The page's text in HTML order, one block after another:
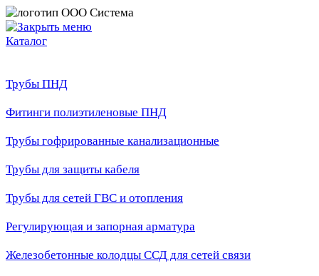
Каталог
Трубы ПНД
Фитинги полиэтиленовые ПНД
Трубы гофрированные канализационные
Трубы для защиты кабеля
Трубы для сетей ГВС и отопления
Регулирующая и запорная арматура
Железобетонные колодцы ССД для сетей связи